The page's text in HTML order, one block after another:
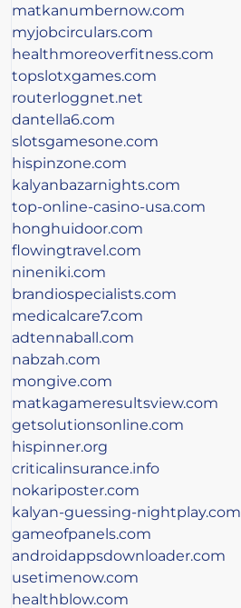
matkanumbernow.com
myjobcirculars.com
healthmoreoverfitness.com
topslotxgames.com
routerloggnet.net
dantella6.com
slotsgamesone.com
hispinzone.com
kalyanbazarnights.com
top-online-casino-usa.com
honghuidoor.com
flowingtravel.com
nineniki.com
brandiospecialists.com
medicalcare7.com
adtennaball.com
nabzah.com
mongive.com
matkagameresultsview.com
getsolutionsonline.com
hispinner.org
criticalinsurance.info
nokariposter.com
kalyan-guessing-nightplay.com
gameofpanels.com
androidappsdownloader.com
usetimenow.com
healthblow.com